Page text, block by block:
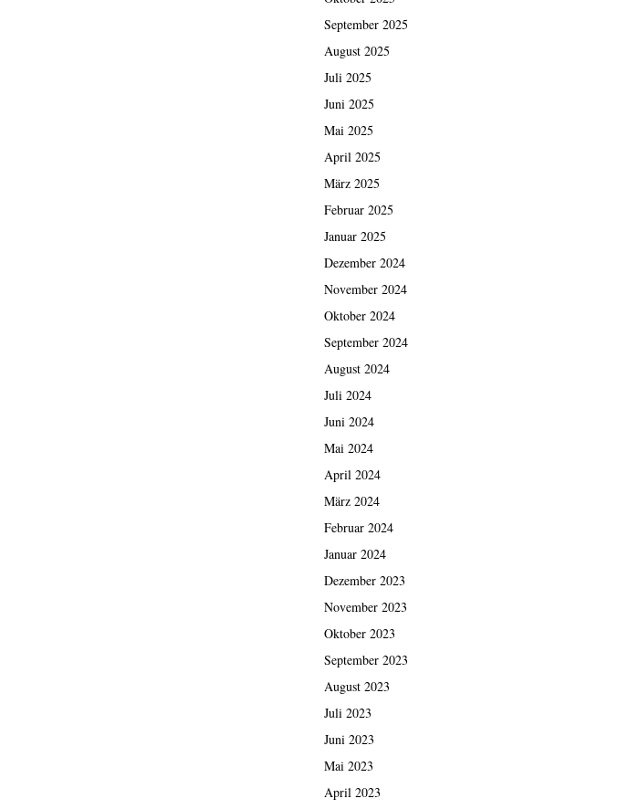
September 2025
August 2025
Juli 2025
Juni 2025
Mai 2025
April 2025
März 2025
Februar 2025
Januar 2025
Dezember 2024
November 2024
Oktober 2024
September 2024
August 2024
Juli 2024
Juni 2024
Mai 2024
April 2024
März 2024
Februar 2024
Januar 2024
Dezember 2023
November 2023
Oktober 2023
September 2023
August 2023
Juli 2023
Juni 2023
Mai 2023
April 2023